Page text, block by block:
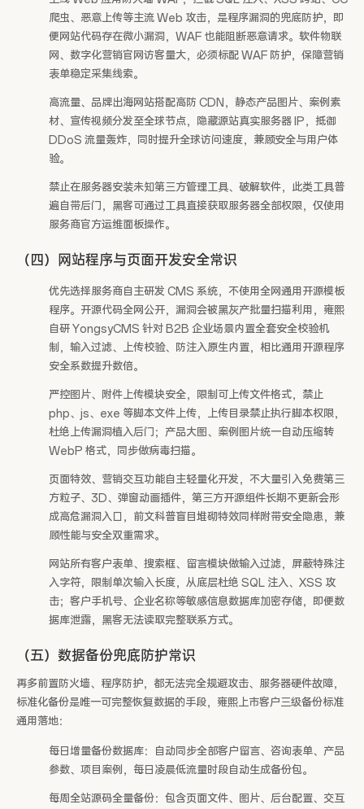
爬虫、恶意上传等主流 Web 攻击，是程序漏洞的兜底防护，即
便网站代码存在微小漏洞，WAF 也能阻断恶意请求。软件物联
网、数字化营销官网访客量大，必须标配 WAF 防护，保障营销
表单稳定采集线索。
高流量、品牌出海网站搭配高防 CDN，静态产品图片、案例素
材、宣传视频分发至全球节点，隐藏源站真实服务器 IP，抵御
DDoS 流量轰炸，同时提升全球访问速度，兼顾安全与用户体
验。
禁止在服务器安装未知第三方管理工具、破解软件，此类工具普
遍自带后门，黑客可通过工具直接获取服务器全部权限，仅使用
服务商官方运维面板操作。
（四）网站程序与页面开发安全常识
优先选择服务商自主研发 CMS 系统，不使用全网通用开源模板
程序。开源代码全网公开，漏洞会被黑灰产批量扫描利用，雍熙
自研 YongsyCMS 针对 B2B 企业场景内置全套安全校验机
制，输入过滤、上传校验、防注入原生内置，相比通用开源程序
安全系数提升数倍。
严控图片、附件上传模块安全，限制可上传文件格式，禁止
php、js、exe 等脚本文件上传，上传目录禁止执行脚本权限，
杜绝上传漏洞植入后门；产品大图、案例图片统一自动压缩转
WebP 格式，同步做病毒扫描。
页面特效、营销交互功能自主轻量化开发，不大量引入免费第三
方粒子、3D、弹窗动画插件，第三方开源组件长期不更新会形
成高危漏洞入口，前文科普盲目堆砌特效同样附带安全隐患，兼
顾性能与安全双重需求。
网站所有客户表单、搜索框、留言模块做输入过滤，屏蔽特殊注
入字符，限制单次输入长度，从底层杜绝 SQL 注入、XSS 攻
击；客户手机号、企业名称等敏感信息数据库加密存储，即便数
据库泄露，黑客无法读取完整联系方式。
（五）数据备份兜底防护常识
再多前置防火墙、程序防护，都无法完全规避攻击、服务器硬件故障，
标准化备份是唯一可完整恢复数据的手段，雍熙上市客户三级备份标准
通用落地：
每日增量备份数据库：自动同步全部客户留言、咨询表单、产品
参数、项目案例，每日凌晨低流量时段自动生成备份包。
每周全站源码全量备份：包含页面文件、图片、后台配置、交互